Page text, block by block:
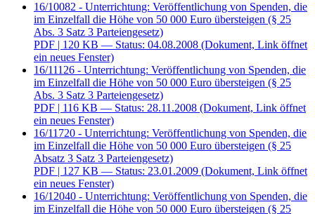
16/10082 - Unterrichtung: Veröffentlichung von Spenden, die
im Einzelfall die Höhe von 50 000 Euro übersteigen (§ 25
Abs. 3 Satz 3 Parteiengesetz)
PDF | 120 KB — Status: 04.08.2008 (Dokument, Link öffnet
ein neues Fenster)
16/11126 - Unterrichtung: Veröffentlichung von Spenden, die
im Einzelfall die Höhe von 50 000 Euro übersteigen (§ 25
Abs. 3 Satz 3 Parteiengesetz)
PDF | 116 KB — Status: 28.11.2008 (Dokument, Link öffnet
ein neues Fenster)
16/11720 - Unterrichtung: Veröffentlichung von Spenden, die
im Einzelfall die Höhe von 50 000 Euro übersteigen (§ 25
Absatz 3 Satz 3 Parteiengesetz)
PDF | 127 KB — Status: 23.01.2009 (Dokument, Link öffnet
ein neues Fenster)
16/12040 - Unterrichtung: Veröffentlichung von Spenden, die
im Einzelfall die Höhe von 50 000 Euro übersteigen (§ 25